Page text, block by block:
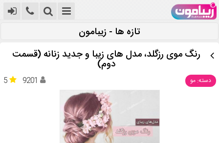
تازه ها - زیبامون
رنگ موی رزگلد، مدل های زیبا و جدید زنانه (قسمت
دوم)
دسته: مو 5 9201